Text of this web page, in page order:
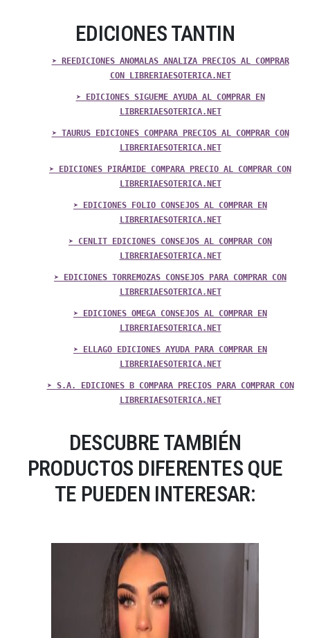
EDICIONES TANTIN
➤ REEDICIONES ANOMALAS ANALIZA PRECIOS AL COMPRAR
CON LIBRERIAESOTERICA.NET
➤ EDICIONES SIGUEME AYUDA AL COMPRAR EN
LIBRERIAESOTERICA.NET
➤ TAURUS EDICIONES COMPARA PRECIOS AL COMPRAR CON
LIBRERIAESOTERICA.NET
➤ EDICIONES PIRÁMIDE COMPARA PRECIO AL COMPRAR CON
LIBRERIAESOTERICA.NET
➤ EDICIONES FOLIO CONSEJOS AL COMPRAR EN
LIBRERIAESOTERICA.NET
➤ CENLIT EDICIONES CONSEJOS AL COMPRAR CON
LIBRERIAESOTERICA.NET
➤ EDICIONES TORREMOZAS CONSEJOS PARA COMPRAR CON
LIBRERIAESOTERICA.NET
➤ EDICIONES OMEGA CONSEJOS AL COMPRAR EN
LIBRERIAESOTERICA.NET
➤ ELLAGO EDICIONES AYUDA PARA COMPRAR EN
LIBRERIAESOTERICA.NET
➤ S.A. EDICIONES B COMPARA PRECIOS PARA COMPRAR CON
LIBRERIAESOTERICA.NET
DESCUBRE TAMBIÉN
PRODUCTOS DIFERENTES QUE
TE PUEDEN INTERESAR: